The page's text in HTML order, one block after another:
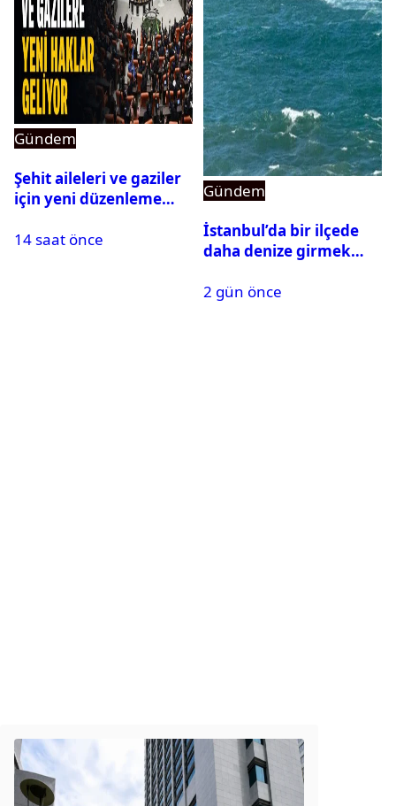
Gündem
Şehit aileleri ve gaziler
için yeni düzenleme
14 saat önce
Gündem
İstanbul’da bir ilçede
daha denize girmek
2 gün önce